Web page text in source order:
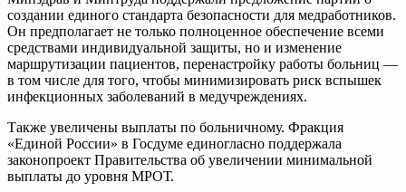
создании единого стандарта безопасности для медработников.
Он предполагает не только полноценное обеспечение всеми
средствами индивидуальной защиты, но и изменение
маршрутизации пациентов, перенастройку работы больниц —
в том числе для того, чтобы минимизировать риск вспышек
инфекционных заболеваний в медучреждениях.
Также увеличены выплаты по больничному. Фракция
«Единой России» в Госдуме единогласно поддержала
законопроект Правительства об увеличении минимальной
выплаты до уровня МРОТ.